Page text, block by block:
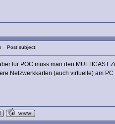
Post subject:
für POC muss man den MULTICAST
Netzwerkkarten (auch virtuelle) am